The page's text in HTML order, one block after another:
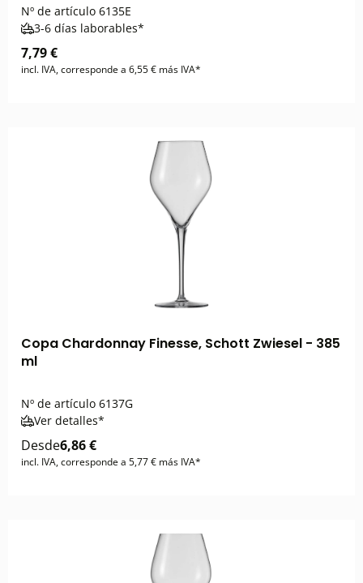
Nº de artículo 6135E
3-6 días laborables*
7,79 €
incl. IVA, corresponde a 6,55 € más IVA*
Copa Chardonnay Finesse, Schott Zwiesel - 385
ml
Nº de artículo 6137G
Ver detalles*
Desde6,86 €
incl. IVA, corresponde a 5,77 € más IVA*